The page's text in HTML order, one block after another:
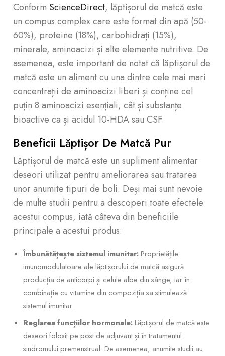
Conform ScienceDirect, lăptișorul de matcă este
un compus complex care este format din apă (50-
60%), proteine (18%), carbohidrați (15%),
minerale, aminoacizi și alte elemente nutritive. De
asemenea, este important de notat că lăptișorul de
matcă este un aliment cu una dintre cele mai mari
concentrații de aminoacizi liberi și conține cel
puțin 8 aminoacizi esențiali, cât și substanțe
bioactive ca și acidul 10-HDA sau CSF.
Beneficii Lăptișor De Matcă Pur
Lăptișorul de matcă este un supliment alimentar
deseori utilizat pentru ameliorarea sau tratarea
unor anumite tipuri de boli. Deși mai sunt nevoie
de multe studii pentru a descoperi toate efectele
acestui compus, iată câteva din beneficiile
principale a acestui produs:
Îmbunătățește sistemul imunitar:Proprietățile
imunomodulatoare ale lăptișorului de matcă asigură
producția de anticorpi și celule albe din sânge, iar în
combinație cu vitamine din compoziția sa stimulează
sistemul imunitar.
Reglarea funcțiilor hormonale:Lăptișorul de matcă este
deseori folosit pe post de adjuvant și în tratamentul
sindromului premenstrual. De asemenea, anumite studii au